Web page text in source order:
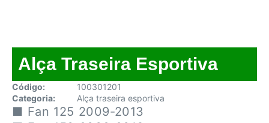
Alça Traseira Esportiva
Código:
100301201
Categoria:
Alça traseira esportiva
■ Fan 125 2009-2013